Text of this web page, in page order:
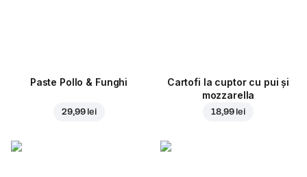
Paste Pollo & Funghi
29,99 lei
Cartofi la cuptor cu pui și
mozzarella
18,99 lei